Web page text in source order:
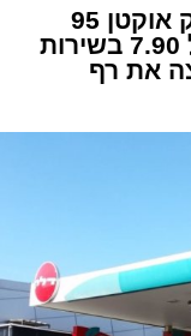
החל מהלילה בחצות: ליטר דלק אוקטן 95
מתייקר ב-18 אגורות ויעמוד על 7.90 בשירות
את רף